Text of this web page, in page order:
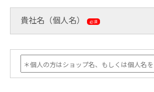
貴社名（個人名） 必須